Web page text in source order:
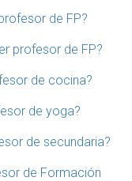
de FP?
profesor de FP?
de cocina?
de yoga?
de secundaria?
de Formación